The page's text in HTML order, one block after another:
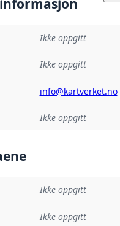
Ikke oppgitt
Ikke oppgitt
info@kartverket.no
Ikke oppgitt
Ikke oppgitt
:
Ikke oppgitt